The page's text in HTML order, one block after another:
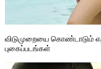
விடுமுறையை கொண்டாடும்
புகைப்படங்கள்